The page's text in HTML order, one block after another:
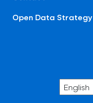
Open Data Strategy